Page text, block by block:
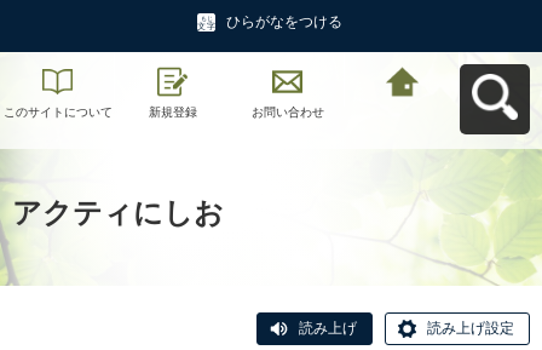
ひらがなをつける
このサイトについて 新規登録 お問い合わせ
アクティにしお
読み上げ 読み上げ設定